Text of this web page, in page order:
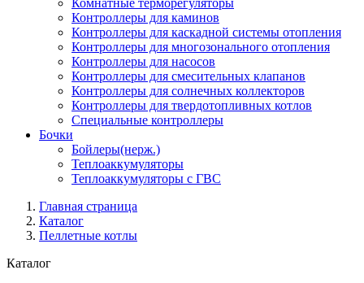
Комнатные терморегуляторы
Контроллеры для каминов
Контроллеры для каскадной системы отопления
Контроллеры для многозонального отопления
Контроллеры для насосов
Контроллеры для смесительных клапанов
Контроллеры для солнечных коллекторов
Контроллеры для твердотопливных котлов
Специальные контроллеры
Бочки
Бойлеры(нерж.)
Теплоаккумуляторы
Теплоаккумуляторы с ГВС
Главная страница
Каталог
Пеллетные котлы
Каталог